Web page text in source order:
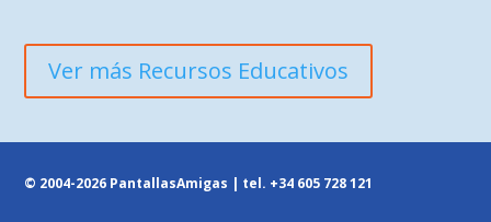
Ver más Recursos Educativos
© 2004-2026 PantallasAmigas | tel. +34 605 728 121